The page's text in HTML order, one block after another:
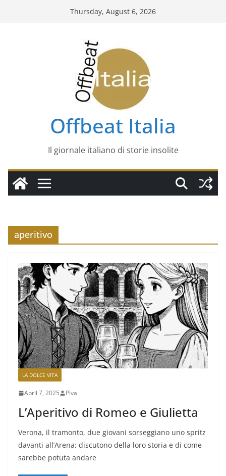
Thursday, August 6, 2026
Offbeat Italia
Il giornale italiano di storie insolite
aperitivo
LA DOLCE VITA
April 7, 2025 Piva
L’Aperitivo di Romeo e Giulietta
Verona, il tramonto, due giovani sorseggiano uno spritz
davanti all’Arena; discutono della loro storia e di come
sarebbe potuta andare